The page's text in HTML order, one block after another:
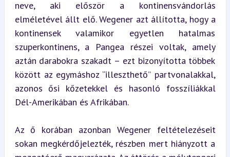
neve, aki először a kontinensvándorlás
elméletével állt elő. Wegener azt állította, hogy a
kontinensek valamikor egyetlen hatalmas
szuperkontinens, a Pangea részei voltak, amely
aztán darabokra szakadt – ezt bizonyította többek
között az egymáshoz “illeszthető” partvonalakkal,
azonos ősi kőzetekkel és hasonló fosszíliákkal
Dél-Amerikában és Afrikában.
Az ő korában azonban Wegener feltételezéseit
sokan megkérdőjelezték, részben mert hiányzott a